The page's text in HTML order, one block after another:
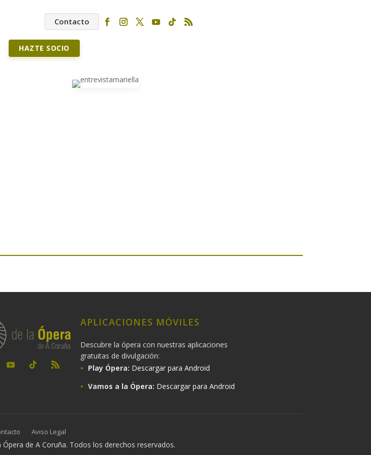
Contacto
HAZTE SOCIO
APLICACIONES MÓVILES
Descubre la ópera con nuestras aplicaciones
gratuitas de divulgación:
Play Ópera: Descargar para Android
Vamos a la Ópera: Descargar para Android
Aviso Legal
de A Coruña. Todos los derechos reservados.